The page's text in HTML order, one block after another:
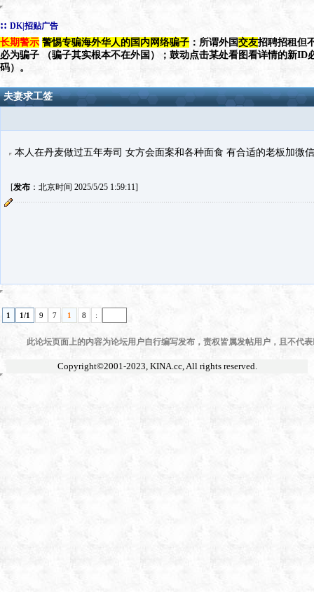
:: DK|招贴广告
长期警示 警惕专骗海外华人的国内网络骗子 ：所谓外国交友招聘招租但
必为骗子 （骗子其实根本不在外国）；鼓动点击某处看图看详情的新ID
码）。
夫妻求工签
本人在丹麦做过五年寿司 女方会面案和各种面食 有合适的老板加微信
[发布：北京时间 2025/5/25 1:59:11]
1 1/1 9 7 1 8 :
此论坛页面上的内容为论坛用户自行编写发布，责权皆属发帖用户，且不代
Copyright©2001-2023, KINA.cc, All rights reserved.